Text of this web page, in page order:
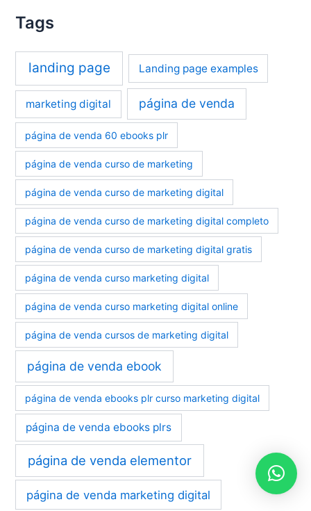
Tags
landing page Landing page examples
marketing digital página de venda
página de venda 60 ebooks plr
página de venda curso de marketing
página de venda curso de marketing digital
página de venda curso de marketing digital completo
página de venda curso de marketing digital gratis
página de venda curso marketing digital
página de venda curso marketing digital online
página de venda cursos de marketing digital
página de venda ebook
página de venda ebooks plr curso marketing digital
página de venda ebooks plrs
página de venda elementor
página de venda marketing digital